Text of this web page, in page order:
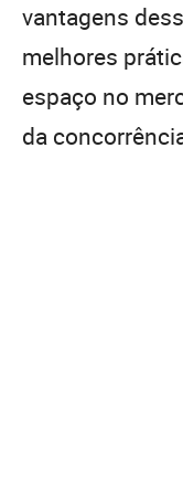
vantagens
melhores
espaço no
da